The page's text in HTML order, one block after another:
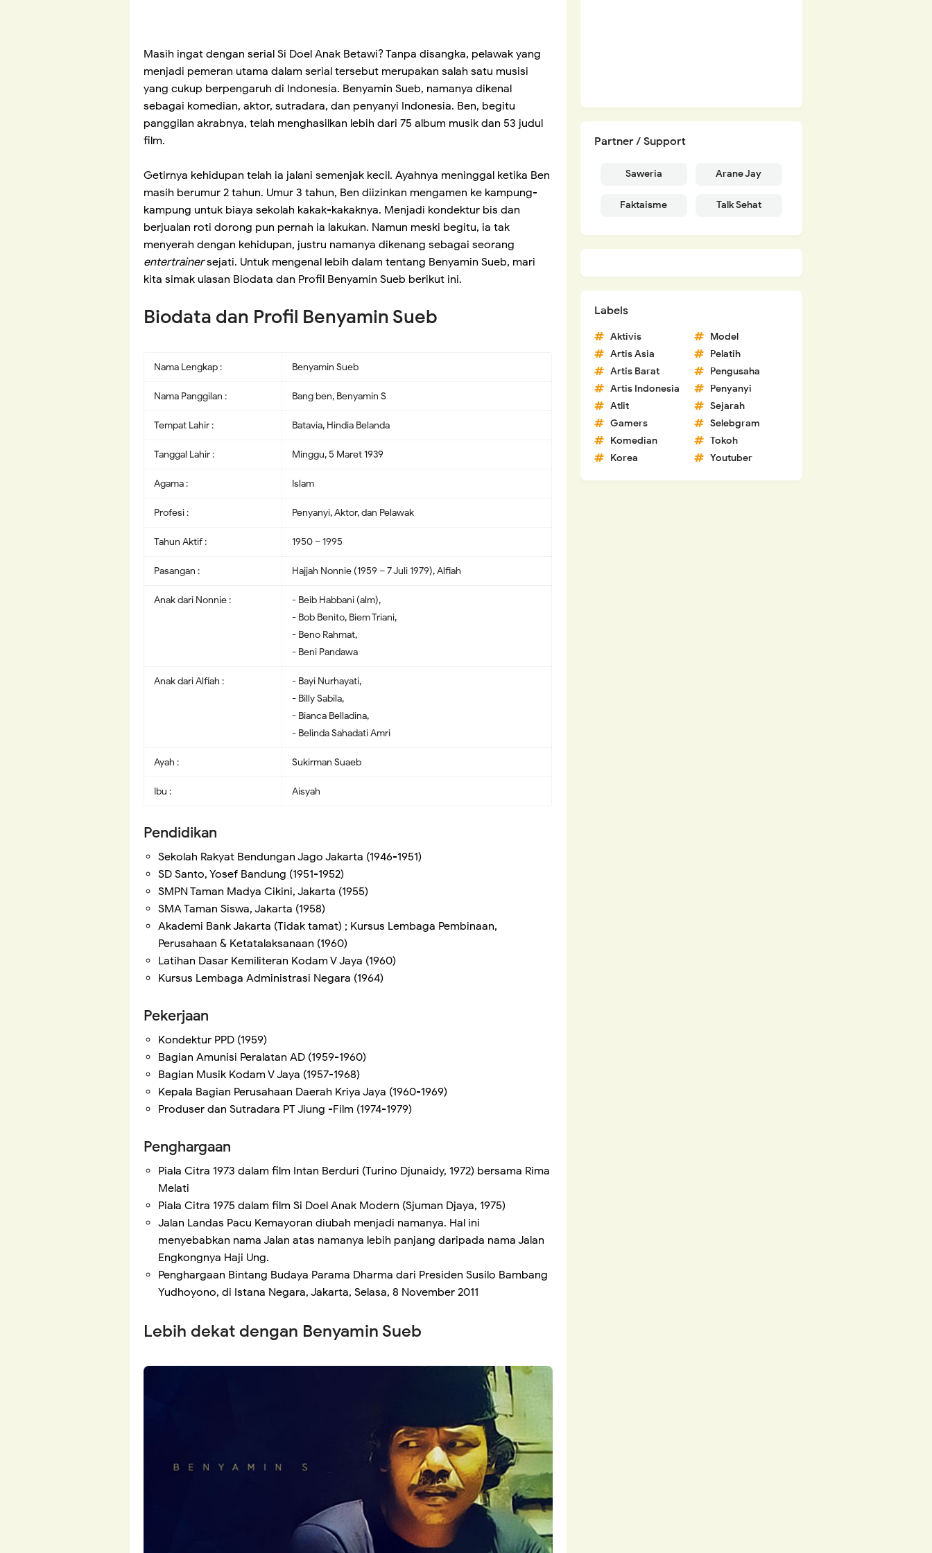
Masih ingat dengan serial Si Doel Anak Betawi? Tanpa disangka, pelawak yang
menjadi pemeran utama dalam serial tersebut merupakan salah satu musisi
yang cukup berpengaruh di Indonesia. Benyamin Sueb, namanya dikenal
sebagai komedian, aktor, sutradara, dan penyanyi Indonesia. Ben, begitu
panggilan akrabnya, telah menghasilkan lebih dari 75 album musik dan 53 judul
film.
Getirnya kehidupan telah ia jalani semenjak kecil. Ayahnya meninggal ketika Ben
masih berumur 2 tahun. Umur 3 tahun, Ben diizinkan mengamen ke kampung-
kampung untuk biaya sekolah kakak-kakaknya. Menjadi kondektur bis dan
berjualan roti dorong pun pernah ia lakukan. Namun meski begitu, ia tak
menyerah dengan kehidupan, justru namanya dikenang sebagai seorang
entertrainersejati. Untuk mengenal lebih dalam tentang Benyamin Sueb, mari
kita simak ulasan Biodata dan Profil Benyamin Sueb berikut ini.
Biodata dan Profil Benyamin Sueb
Nama Lengkap : Benyamin Sueb
Nama Panggilan : Bang ben, Benyamin S
Tempat Lahir : Batavia, Hindia Belanda
Tanggal Lahir : Minggu, 5 Maret 1939
Agama : Islam
Profesi : Penyanyi, Aktor, dan Pelawak
Tahun Aktif : 1950 – 1995
Pasangan : Hajjah Nonnie (1959 – 7 Juli 1979), Alfiah
Anak dari Nonnie :
- Beib Habbani (alm),
- Bob Benito, Biem Triani,
- Beno Rahmat,
- Beni Pandawa
Anak dari Alfiah :
- Bayi Nurhayati,
- Billy Sabila,
- Bianca Belladina,
- Belinda Sahadati Amri
Ayah : Sukirman Suaeb
Ibu : Aisyah
Pendidikan
Sekolah Rakyat Bendungan Jago Jakarta (1946-1951)
SD Santo, Yosef Bandung (1951-1952)
SMPN Taman Madya Cikini, Jakarta (1955)
SMA Taman Siswa, Jakarta (1958)
Akademi Bank Jakarta (Tidak tamat) ; Kursus Lembaga Pembinaan,
Perusahaan & Ketatalaksanaan (1960)
Latihan Dasar Kemiliteran Kodam V Jaya (1960)
Kursus Lembaga Administrasi Negara (1964)
Pekerjaan
Kondektur PPD (1959)
Bagian Amunisi Peralatan AD (1959-1960)
Bagian Musik Kodam V Jaya (1957-1968)
Kepala Bagian Perusahaan Daerah Kriya Jaya (1960-1969)
Produser dan Sutradara PT Jiung -Film (1974-1979)
Penghargaan
Piala Citra 1973 dalam film Intan Berduri (Turino Djunaidy, 1972) bersama Rima
Melati
Piala Citra 1975 dalam film Si Doel Anak Modern (Sjuman Djaya, 1975)
Jalan Landas Pacu Kemayoran diubah menjadi namanya. Hal ini
menyebabkan nama Jalan atas namanya lebih panjang daripada nama Jalan
Engkongnya Haji Ung.
Penghargaan Bintang Budaya Parama Dharma dari Presiden Susilo Bambang
Yudhoyono, di Istana Negara, Jakarta, Selasa, 8 November 2011
Lebih dekat dengan Benyamin Sueb
Partner / Support
Saweria Arane Jay
Faktaisme Talk Sehat
Labels
Aktivis
Artis Asia
Artis Barat
Artis Indonesia
Atlit
Gamers
Komedian
Korea
Model
Pelatih
Pengusaha
Penyanyi
Sejarah
Selebgram
Tokoh
Youtuber